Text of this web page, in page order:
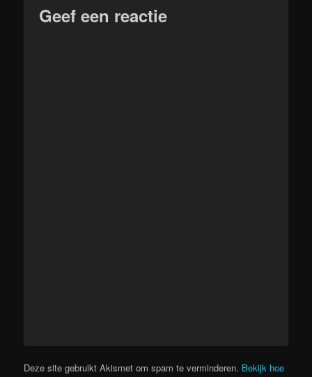
Geef een reactie
Deze site gebruikt Akismet om spam te verminderen. Bekijk hoe